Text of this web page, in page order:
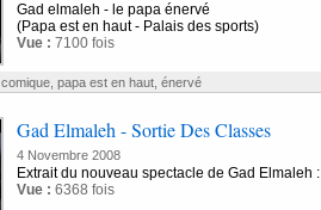
Gad elmaleh - le papa énervé
(Papa est en haut - Palais des sports)
Vue : 7100 fois
comique, papa est en haut, énervé
Gad Elmaleh - Sortie Des Classes
4 Novembre 2008
Extrait du nouveau spectacle de Gad Elmaleh
Vue : 6368 fois